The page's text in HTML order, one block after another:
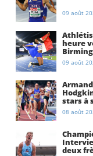
09 août
heure
09 août
stars à
à
08 août
deux